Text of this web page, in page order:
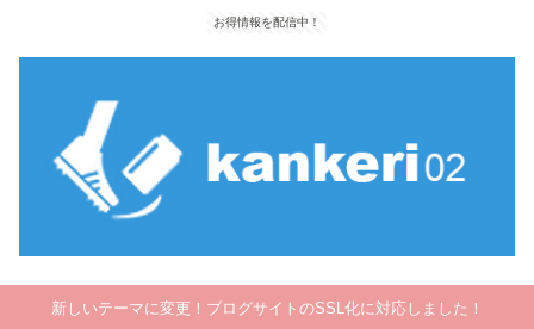
お得情報を配信中！
新しいテーマに変更！ブログサイトのSSL化に対応しました！